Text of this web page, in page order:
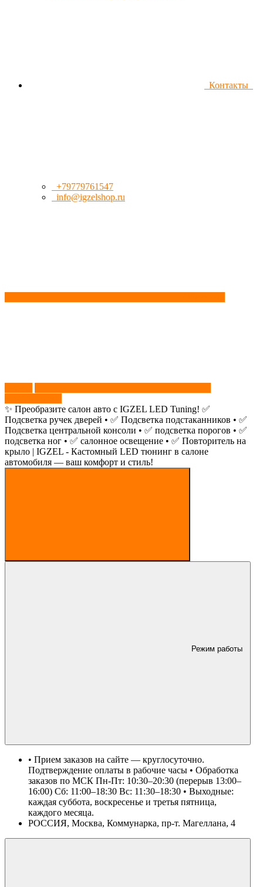
Контакты
+79779761547
info@igzelshop.ru
✨ Преобразите салон авто с IGZEL LED Tuning! ✅
Подсветка ручек дверей • ✅ Подсветка подстаканников • ✅
Подсветка центральной консоли • ✅ подсветка порогов • ✅
подсветка ног • ✅ салонное освещение • ✅ Повторитель на
крыло | IGZEL - Кастомный LED тюнинг в салоне
автомобиля — ваш комфорт и стиль!
Режим работы
• Прием заказов на сайте — круглосуточно.
Подтверждение оплаты в рабочие часы • Обработка
заказов по МСК Пн-Пт: 10:30–20:30 (перерыв 13:00–
16:00) Сб: 11:00–18:30 Вс: 11:30–18:30 • Выходные:
каждая суббота, воскресенье и третья пятница,
каждого месяца.
РОССИЯ, Москва, Коммунарка, пр-т. Магеллана, 4